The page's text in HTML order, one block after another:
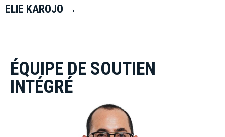
ELIE KAROJO →
ÉQUIPE DE SOUTIEN
INTÉGRÉ